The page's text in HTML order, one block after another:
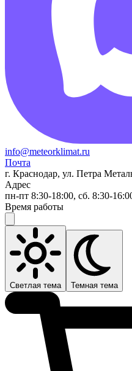
info@meteorklimat.ru
Почта
г. Краснодар, ул. Петра
Адрес
пн-пт 8:30-18:00, сб. 8:30-
Время работы
Светлая тема Темная тема